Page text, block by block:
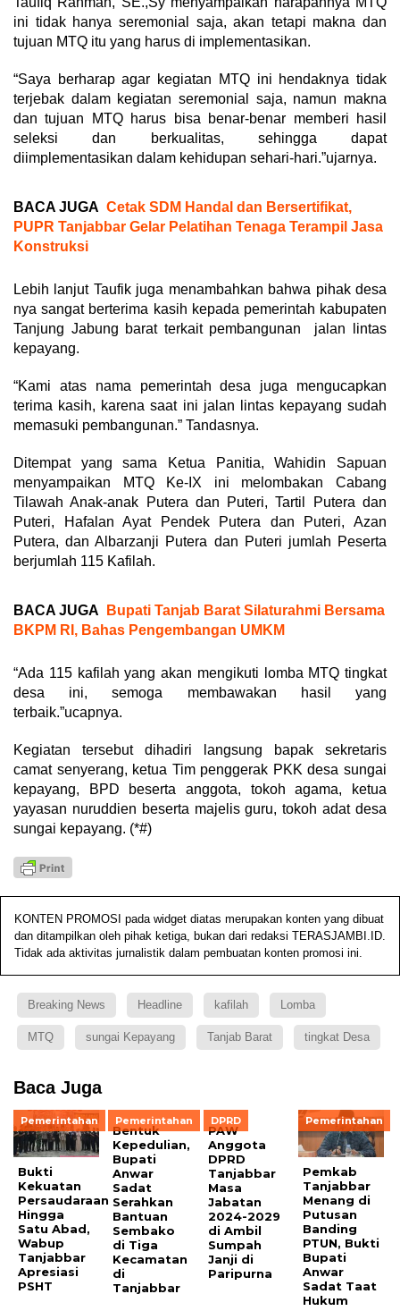
ini tidak hanya seremonial saja, akan tetapi makna dan
tujuan MTQ itu yang harus di implementasikan.
“Saya berharap agar kegiatan MTQ ini hendaknya tidak
terjebak dalam kegiatan seremonial saja, namun makna
dan tujuan MTQ harus bisa benar-benar memberi hasil
seleksi dan berkualitas, sehingga dapat
diimplementasikan dalam kehidupan sehari-hari.”ujarnya.
BACA JUGA Cetak SDM Handal dan Bersertifikat,
PUPR Tanjabbar Gelar Pelatihan Tenaga Terampil Jasa
Konstruksi
Lebih lanjut Taufik juga menambahkan bahwa pihak desa
nya sangat berterima kasih kepada pemerintah kabupaten
Tanjung Jabung barat terkait pembangunan jalan lintas
kepayang.
“Kami atas nama pemerintah desa juga mengucapkan
terima kasih, karena saat ini jalan lintas kepayang sudah
memasuki pembangunan.” Tandasnya.
Ditempat yang sama Ketua Panitia, Wahidin Sapuan
menyampaikan MTQ Ke-IX ini melombakan Cabang
Tilawah Anak-anak Putera dan Puteri, Tartil Putera dan
Puteri, Hafalan Ayat Pendek Putera dan Puteri, Azan
Putera, dan Albarzanji Putera dan Puteri jumlah Peserta
berjumlah 115 Kafilah.
BACA JUGA
Bupati Tanjab Barat Silaturahmi Bersama
BKPM RI, Bahas Pengembangan UMKM
“Ada 115 kafilah yang akan mengikuti lomba MTQ tingkat
desa ini, semoga membawakan hasil yang
terbaik.”ucapnya.
Kegiatan tersebut dihadiri langsung bapak sekretaris
camat senyerang, ketua Tim penggerak PKK desa sungai
kepayang, BPD beserta anggota, tokoh agama, ketua
yayasan nuruddien beserta majelis guru, tokoh adat desa
sungai kepayang. (*#)
KONTEN PROMOSI pada widget diatas merupakan konten yang dibuat
dan ditampilkan oleh pihak ketiga, bukan dari redaksi TERASJAMBI.ID.
Tidak ada aktivitas jurnalistik dalam pembuatan konten promosi ini.
Breaking News Headline kafilah Lomba
MTQ sungai Kepayang Tanjab Barat tingkat Desa
Baca Juga
Pemerintahan
‎Bukti
Kekuatan
Persaudaraan
Hingga
Satu Abad,
Wabup
Tanjabbar
Apresiasi
PSHT
Pemerintahan
Bentuk
Kepedulian,
Bupati
Anwar
Sadat
Serahkan
Bantuan
Sembako
di Tiga
Kecamatan
di
Tanjabbar
DPRD
PAW
Anggota
DPRD
Tanjabbar
Masa
Jabatan
2024-2029
di Ambil
Sumpah
Janji di
Paripurna
Pemerintahan
Pemkab
Tanjabbar
Menang di
Putusan
Banding
PTUN, Bukti
Bupati
Anwar
Sadat Taat
Hukum